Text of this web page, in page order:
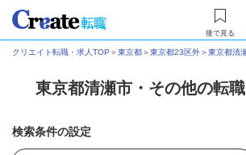
後で見る
クリエイト転職・求人TOP ＞東京都＞東京都23区外＞東京都清
東京都清瀬市・その他の転
検索条件の設定